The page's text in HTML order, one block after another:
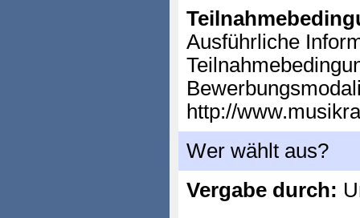
Ausführliche
http://
Wer wählt aus?
Vergabe durch: